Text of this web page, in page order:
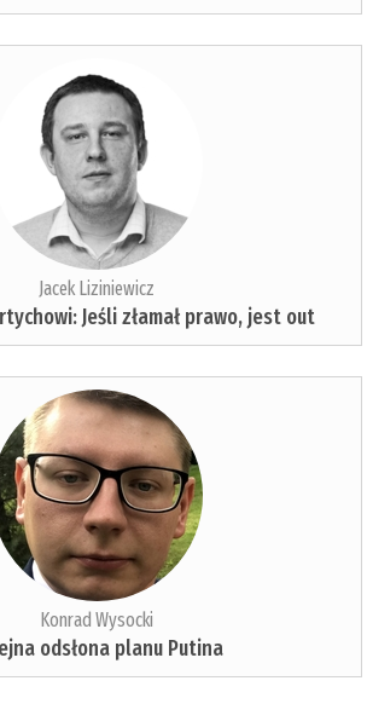
Jacek Liziniewicz
Jeśli złamał prawo, jest out
Konrad Wysocki
odsłona planu Putina